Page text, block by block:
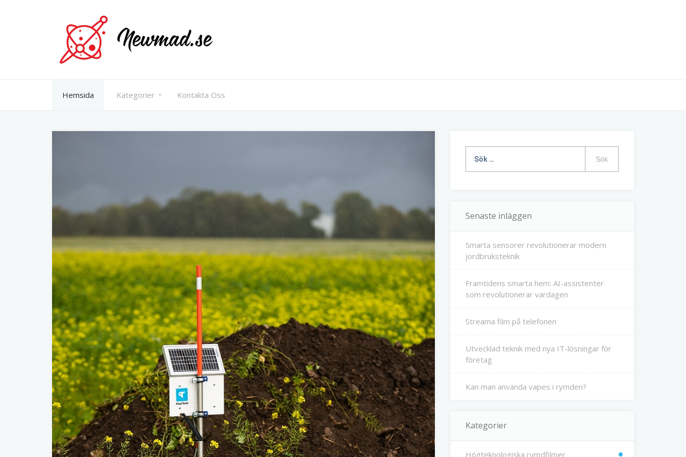
Hemsida Kategorier Kontakta Oss
efter:
Senaste inläggen
Smarta sensorer revolutionerar modern
jordbruksteknik
Framtidens smarta hem: AI-assistenter
som revolutionerar vardagen
Streama film på telefonen
Utvecklad teknik med nya IT-lösningar för
företag
Kan man använda vapes i rymden?
Kategorier
Högteknologiska rymdfilmer